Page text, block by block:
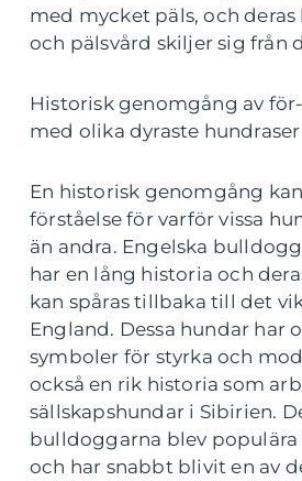
med mycket päls, och
och pälsvård skiljer sig från
Historisk genomgång av
med olika dyraste hundraser
En historisk genomgång
förståelse för varför vissa
än andra. Engelska
har en lång historia och
kan spåras tillbaka till det
England. Dessa hundar har
symboler för styrka och
också en rik historia som
sällskapshundar i Sibirien.
bulldoggarna blev populära
och har snabbt blivit en av